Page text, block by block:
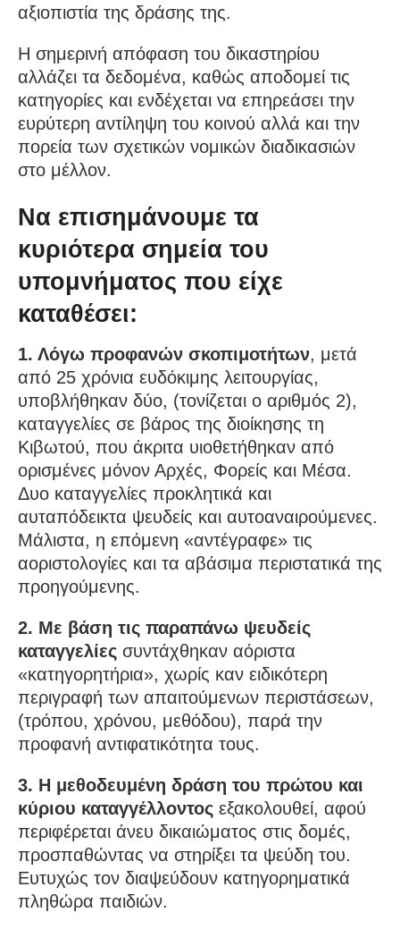
αξιοπιστία της δράσης της.
Η σημερινή απόφαση του δικαστηρίου
αλλάζει τα δεδομένα, καθώς αποδομεί τις
κατηγορίες και ενδέχεται να επηρεάσει την
ευρύτερη αντίληψη του κοινού αλλά και την
πορεία των σχετικών νομικών διαδικασιών
στο μέλλον.
Να επισημάνουμε τα
κυριότερα σημεία του
υπομνήματος που είχε
καταθέσει:
1. Λόγω προφανών σκοπιμοτήτων, μετά
από 25 χρόνια ευδόκιμης λειτουργίας,
υποβλήθηκαν δύο, (τονίζεται ο αριθμός 2),
καταγγελίες σε βάρος της διοίκησης τη
Κιβωτού, που άκριτα υιοθετήθηκαν από
ορισμένες μόνον Αρχές, Φορείς και Μέσα.
Δυο καταγγελίες προκλητικά και
αυταπόδεικτα ψευδείς και αυτοαναιρούμενες.
Μάλιστα, η επόμενη «αντέγραφε» τις
αοριστολογίες και τα αβάσιμα περιστατικά της
προηγούμενης.
2. Με βάση τις παραπάνω ψευδείς
καταγγελίες συντάχθηκαν αόριστα
«κατηγορητήρια», χωρίς καν ειδικότερη
περιγραφή των απαιτούμενων περιστάσεων,
(τρόπου, χρόνου, μεθόδου), παρά την
προφανή αντιφατικότητα τους.
3. Η μεθοδευμένη δράση του πρώτου και
κύριου καταγγέλλοντος εξακολουθεί, αφού
περιφέρεται άνευ δικαιώματος στις δομές,
προσπαθώντας να στηρίξει τα ψεύδη του.
Ευτυχώς τον διαψεύδουν κατηγορηματικά
πληθώρα παιδιών.